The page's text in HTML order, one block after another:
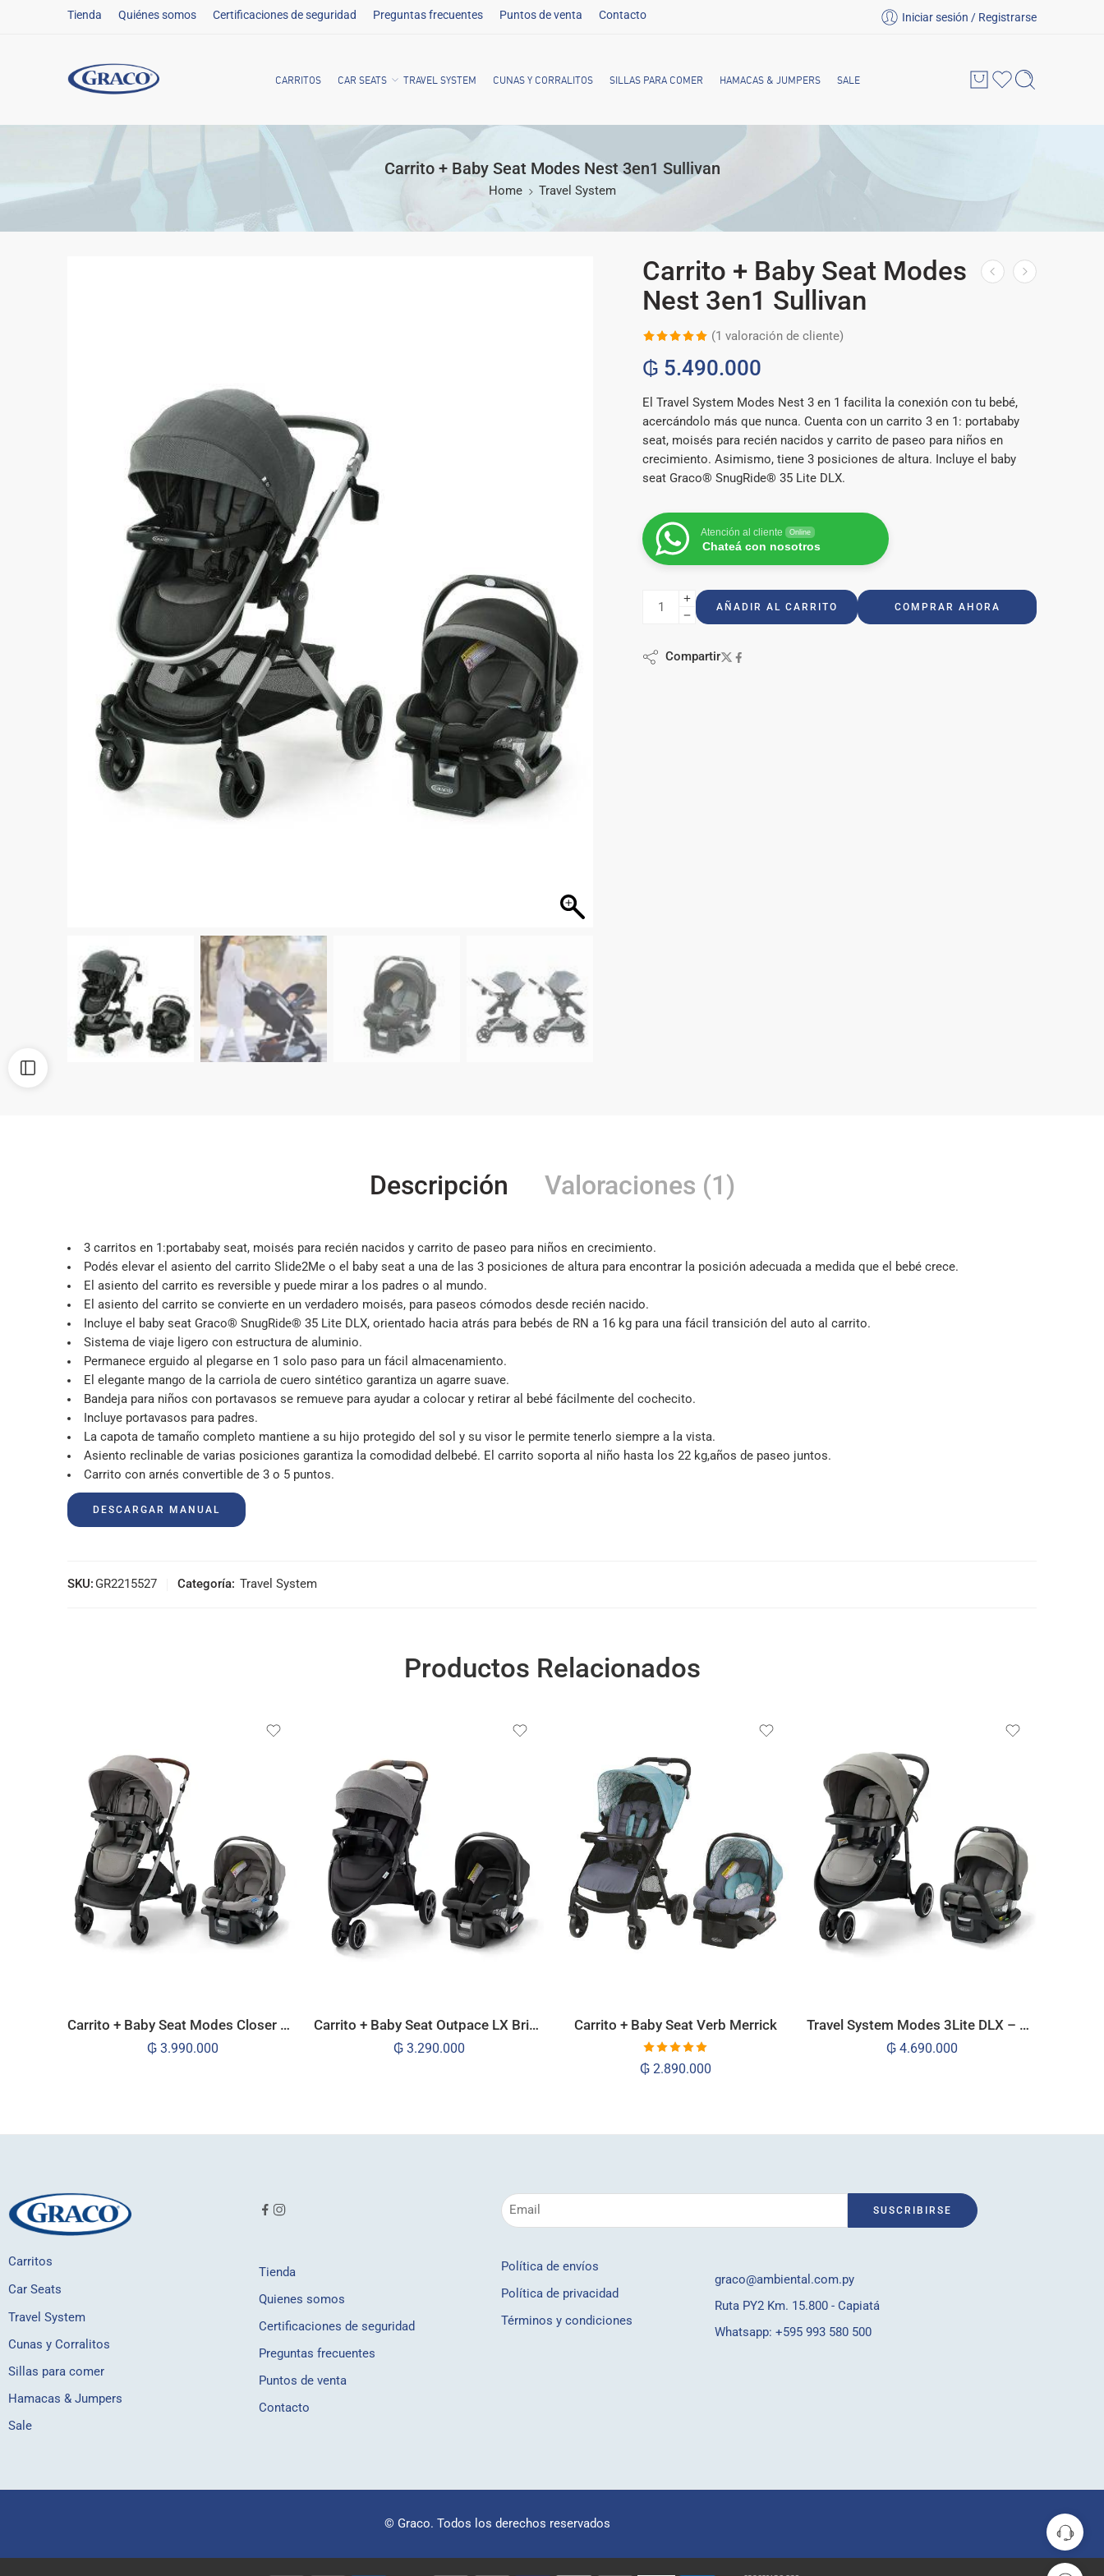
Tienda Quiénes somos Certificaciones de seguridad Preguntas frecuentes Puntos de venta Contacto Iniciar sesión / Registrarse
CARRITOS CAR SEATS TRAVEL SYSTEM CUNAS Y CORRALITOS SILLAS PARA COMER HAMACAS & JUMPERS SALE
Carrito + Baby Seat Modes Nest 3en1 Sullivan
Home Travel System
Carrito + Baby Seat Modes
Nest 3en1 Sullivan
Valorado
con5.00de
5 en base a
valoración
cliente
(1 valoración de cliente)
₲ 5.490.000
El Travel System Modes Nest 3 en 1 facilita la conexión con tu bebé,
acercándolo más que nunca. Cuenta con un carrito 3 en 1: portababy
seat, moisés para recién nacidos y carrito de paseo para niños en
crecimiento. Asimismo, tiene 3 posiciones de altura. Incluye el baby
seat Graco® SnugRide® 35 Lite DLX.
Atención al cliente Online
Chateá con nosotros
AÑADIR AL CARRITO COMPRAR AHORA
Compartir
Descripción Valoraciones (1)
3 carritos en 1:portababy seat, moisés para recién nacidos y carrito de paseo para niños en crecimiento.
Podés elevar el asiento del carrito Slide2Me o el baby seat a una de las 3 posiciones de altura para encontrar la posición adecuada a medida que el bebé crece.
El asiento del carrito es reversible y puede mirar a los padres o al mundo.
El asiento del carrito se convierte en un verdadero moisés, para paseos cómodos desde recién nacido.
Incluye el baby seat Graco® SnugRide® 35 Lite DLX, orientado hacia atrás para bebés de RN a 16 kg para una fácil transición del auto al carrito.
Sistema de viaje ligero con estructura de aluminio.
Permanece erguido al plegarse en 1 solo paso para un fácil almacenamiento.
El elegante mango de la carriola de cuero sintético garantiza un agarre suave.
Bandeja para niños con portavasos se remueve para ayudar a colocar y retirar al bebé fácilmente del cochecito.
Incluye portavasos para padres.
La capota de tamaño completo mantiene a su hijo protegido del sol y su visor le permite tenerlo siempre a la vista.
Asiento reclinable de varias posiciones garantiza la comodidad delbebé. El carrito soporta al niño hasta los 22 kg,años de paseo juntos.
Carrito con arnés convertible de 3 o 5 puntos.
DESCARGAR MANUAL
SKU: GR2215527 Categoría: Travel System
Productos Relacionados
Carrito + Baby Seat Modes Closer Highland
₲3.990.000
Carrito + Baby Seat Outpace LX Briggs
₲3.290.000
Carrito + Baby Seat Verb Merrick
Valorado
con5.00de
₲2.890.000
Travel System Modes 3Lite DLX – West Point
₲4.690.000
Carritos
Car Seats
Travel System
Cunas y Corralitos
Sillas para comer
Hamacas & Jumpers
Sale
Tienda
Quienes somos
Certificaciones de seguridad
Preguntas frecuentes
Puntos de venta
Contacto
Política de envíos
Política de privacidad
Términos y condiciones
graco@ambiental.com.py
Ruta PY2 Km. 15.800 - Capiatá
Whatsapp:+595 993 580 500
© Graco. Todos los derechos reservados